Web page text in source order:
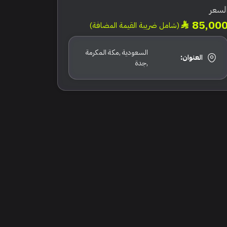
(شامل ضريبة القيمة المضافة)
العنوان:
السعودية ,مكة المكرمة
,جدة